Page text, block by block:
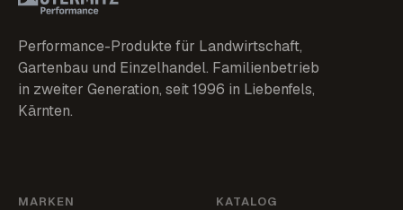
Performance-Produkte für Landwirtschaft,
Gartenbau und Einzelhandel. Familienbetrieb
in zweiter Generation, seit 1996 in Liebenfels,
Kärnten.
MARKEN KATALOG